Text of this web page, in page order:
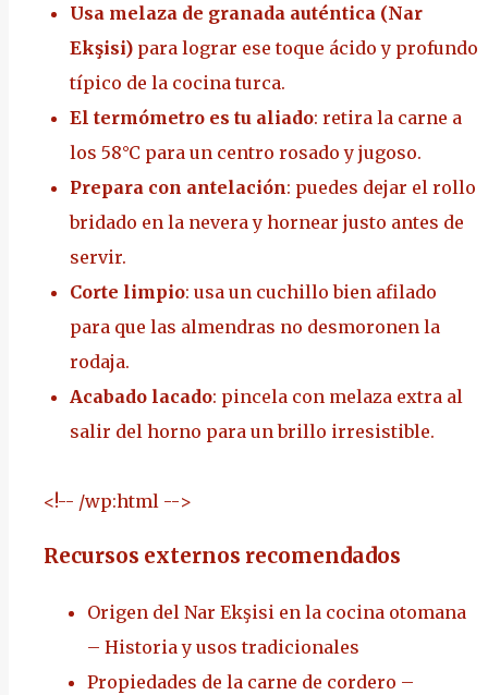
Usa melaza de granada auténtica (Nar
Ekşisi) para lograr ese toque ácido y profundo
típico de la cocina turca.
El termómetro es tu aliado: retira la carne a
los 58°C para un centro rosado y jugoso.
Prepara con antelación: puedes dejar el rollo
bridado en la nevera y hornear justo antes de
servir.
Corte limpio: usa un cuchillo bien afilado
para que las almendras no desmoronen la
rodaja.
Acabado lacado: pincela con melaza extra al
salir del horno para un brillo irresistible.
<!-- /wp:html -->
Recursos externos recomendados
Origen del Nar Ekşisi en la cocina otomana
– Historia y usos tradicionales
Propiedades de la carne de cordero –